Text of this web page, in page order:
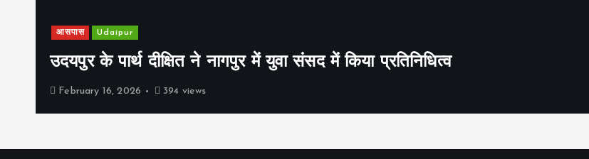
आसपास Udaipur
उदयपुर के पार्थ दीक्षित ने नागपुर में युवा संसद में किया प्रतिनिधित्व
February 16, 2026 394 views